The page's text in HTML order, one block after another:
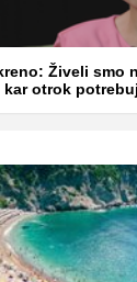
Živeli smo
kar otrok